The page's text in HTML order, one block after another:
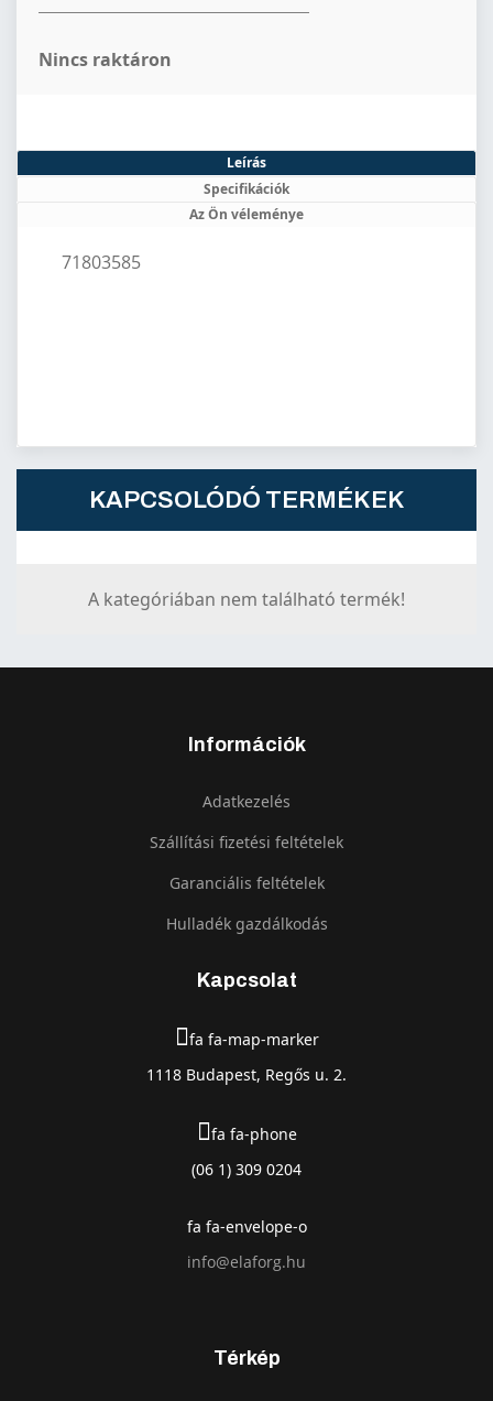
Nincs raktáron
Leírás
Specifikációk
Az Ön véleménye
71803585
KAPCSOLÓDÓ TERMÉKEK
A kategóriában nem található termék!
Információk
Adatkezelés
Szállítási fizetési feltételek
Garanciális feltételek
Hulladék gazdálkodás
Kapcsolat
fa fa-map-marker
1118 Budapest, Regős u. 2.
fa fa-phone
(06 1) 309 0204
fa fa-envelope-o
info@elaforg.hu
Térkép